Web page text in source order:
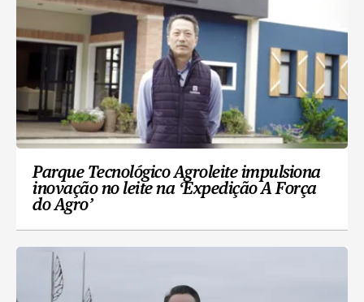
Parque Tecnológico Agroleite impulsiona
inovação no leite na ‘Expedição A Força
do Agro’